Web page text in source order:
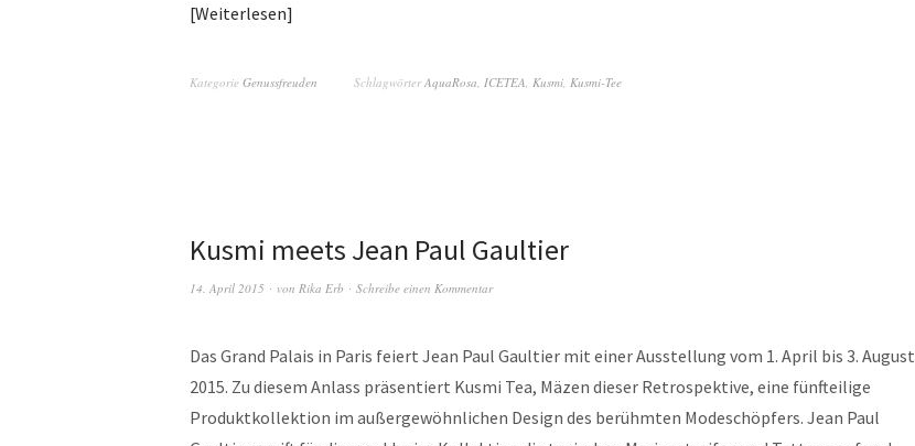
Weiterlesen
Kategorie Genussfreuden SchlagwörterAquaRosa ICETEA Kusmi Kusmi-Tee
Kusmi meets Jean Paul Gaultier
14. April 2015 von Rika Erb Schreibe einen Kommentar
Das Grand Palais in Paris feiert Jean Paul Gaultier mit einer Ausstellung vom 1. April bis 3. August
2015. Zu diesem Anlass präsentiert Kusmi Tea, Mäzen dieser Retrospektive, eine fünfteilige
Produktkollektion im außergewöhnlichen Design des berühmten Modeschöpfers. Jean Paul